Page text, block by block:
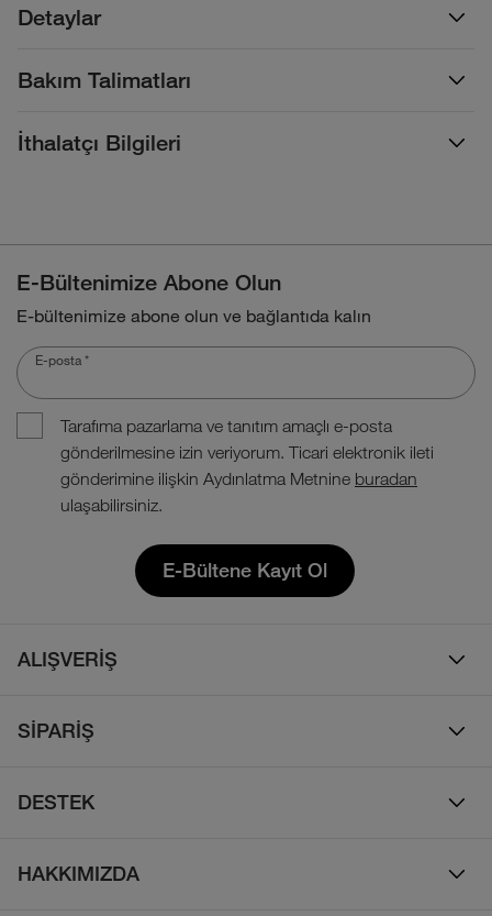
Detaylar
Bakım Talimatları
İthalatçı Bilgileri
E-Bültenimize Abone Olun
E-bültenimize abone olun ve bağlantıda kalın
E-posta *
Tarafıma pazarlama ve tanıtım amaçlı e-posta
gönderilmesine izin veriyorum. Ticari elektronik ileti
gönderimine ilişkin Aydınlatma Metnine buradan
ulaşabilirsiniz.
E-Bültene Kayıt Ol
ALIŞVERİŞ
Çocuk
Ayakkabı
SİPARİŞ
İade Politikası
DESTEK
HAKKIMIZDA